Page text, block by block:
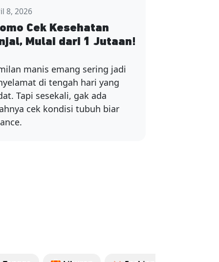
8, 2026
Cek Kesehatan
Mulai dari 1 Jutaan!
manis emang sering jadi
di tengah hari yang
Tapi sesekali, gak ada
cek kondisi tubuh biar